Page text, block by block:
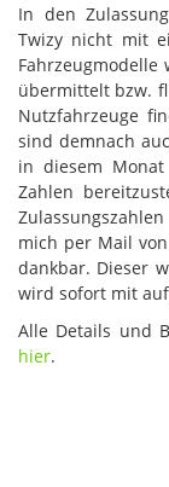
In den
Twizy nicht mit
übermittelt bzw.
Nutzfahrzeuge
sind demnach
in diesem
Zahlen
mich per Mail
dankbar. Dieser
wird sofort mit
Alle Details und
hier.